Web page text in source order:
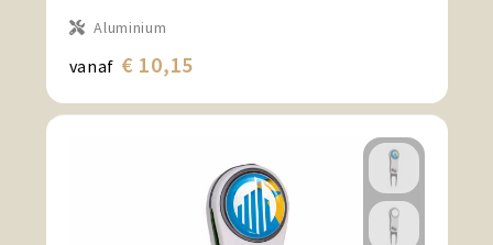
Aluminium
vanaf € 10,15